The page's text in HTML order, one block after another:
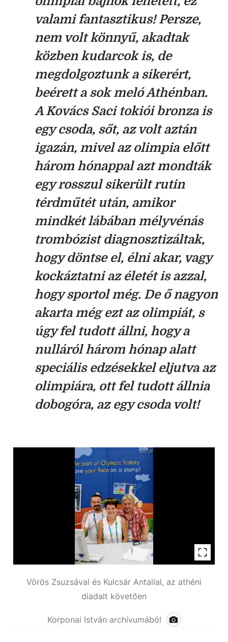
valami fantasztikus! Persze,
nem volt könnyű, akadtak
közben kudarcok is, de
megdolgoztunk a sikerért,
beérett a sok meló Athénban.
A Kovács Saci tokiói bronza is
egy csoda, sőt, az volt aztán
igazán, mivel az olimpia előtt
három hónappal azt mondták
egy rosszul sikerült rutin
térdműtét után, amikor
mindkét lábában mélyvénás
trombózist diagnosztizáltak,
hogy döntse el, élni akar, vagy
kockáztatni az életét is azzal,
hogy sportol még. De ő nagyon
akarta még ezt az olimpiát, s
úgy fel tudott állni, hogy a
nulláról három hónap alatt
speciális edzésekkel eljutva az
olimpiára, ott fel tudott állnia
dobogóra, az egy csoda volt!
Vörös Zsuzsával és Kulcsár Antallal, az athéni
diadalt követően
Korponai István archívumából